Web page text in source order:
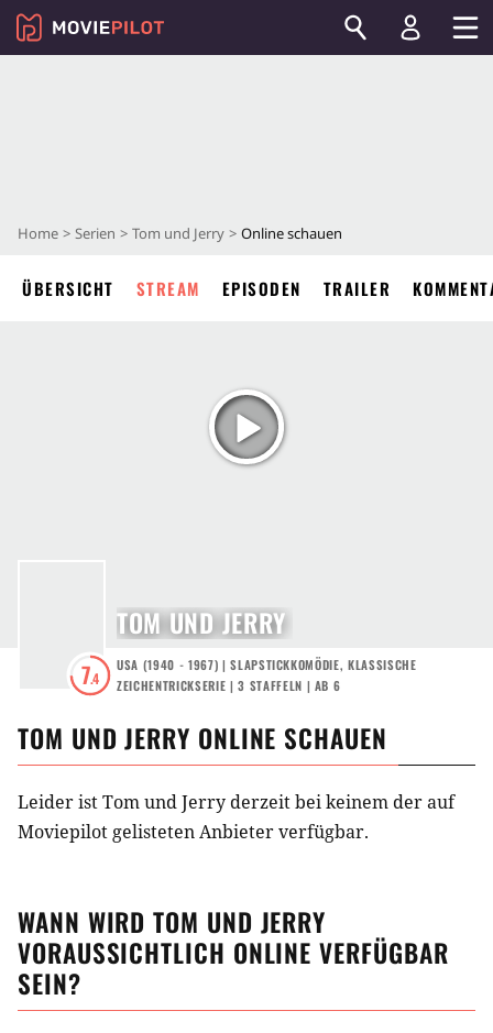
Home Serien Tom und Jerry Online schauen
ÜBERSICHT STREAM EPISODEN TRAILER
7.4
TOM UND JERRY
USA (1940 - 1967) |SLAPSTICKKOMÖDIE,KLASSISCHE
ZEICHENTRICKSERIE |3 STAFFELN | AB 6
TOM UND JERRY ONLINE SCHAUEN
Leider ist Tom und Jerry derzeit bei keinem der auf
Moviepilot gelisteten Anbieter verfügbar.
WANN WIRDTOM UND JERRY
VORAUSSICHTLICH ONLINE VERFÜGBAR
SEIN?